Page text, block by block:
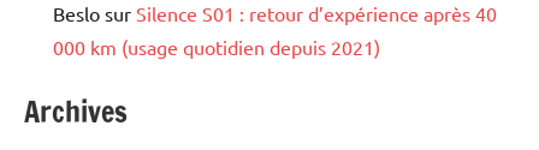
Beslo sur Silence S01 : retour d’expérience après 40
000 km (usage quotidien depuis 2021)
Archives